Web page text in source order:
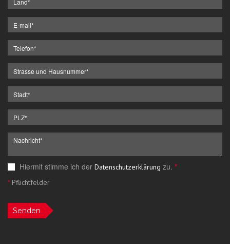
Hiermit stimme ich der Datenschutzerklärung zu. *
*Pflichtfelder
Senden